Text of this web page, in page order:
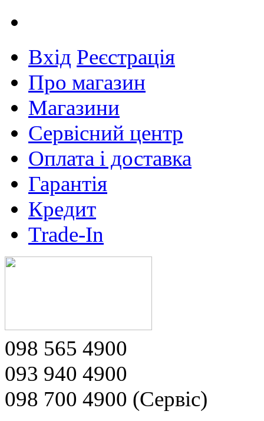
Вхід Реєстрація
Про магазин
Магазини
Сервісний центр
Оплата і доставка
Гарантія
Кредит
Trade-In
098 565 4900
093 940 4900
098 700 4900 (Сервіс)